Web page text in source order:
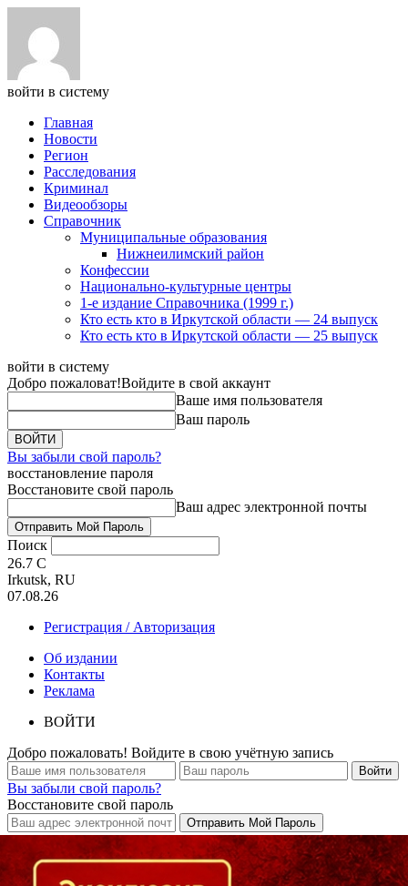
войти в систему
Главная
Новости
Регион
Расследования
Криминал
Видеообзоры
Справочник
Муниципальные образования
Нижнеилимский район
Конфессии
Национально-культурные центры
1-е издание Справочника (1999 г.)
Кто есть кто в Иркутской области — 24 выпуск
Кто есть кто в Иркутской области — 25 выпуск
войти в систему
Добро пожаловат!Войдите в свой аккаунт
Ваше имя пользователя
Ваш пароль
Вы забыли свой пароль?
восстановление пароля
Восстановите свой пароль
Ваш адрес электронной почты
Поиск
26.7 C
Irkutsk, RU
07.08.26
Регистрация / Авторизация
Об издании
Контакты
Реклама
ВОЙТИ
Добро пожаловать! Войдите в свою учётную запись
Вы забыли свой пароль?
Восстановите свой пароль
Кто есть кто в Байкальском регионе